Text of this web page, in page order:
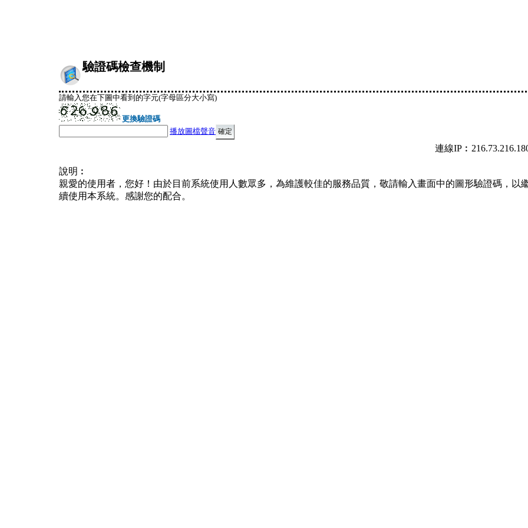
驗證碼檢查機制
請輸入您在下圖中看到的字元(字母區分大小寫)
更換驗證碼
播放圖檔聲音
連線
說明︰
親愛的使用者，您好！由於目前系統使用人數眾多，為維護較佳的服務品質，敬請輸入畫面中的圖形驗證碼，以
續使用本系統。感謝您的配合。